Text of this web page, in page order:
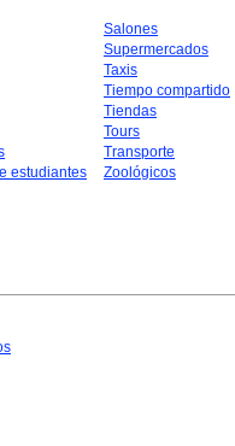
estudiantes
Salones
Supermercados
Taxis
Tiempo compartido
Tiendas
Tours
Transporte
Zoológicos